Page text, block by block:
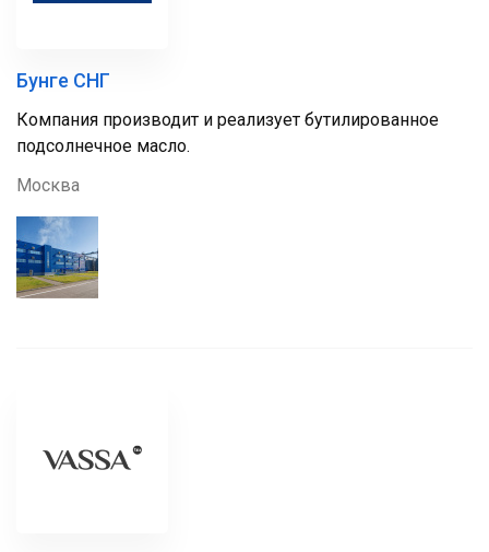
Бунге СНГ
Компания производит и реализует бутилированное
подсолнечное масло.
Москва